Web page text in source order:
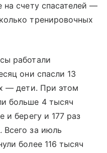
на счету спасателей —
тренировочных
работали
они спасли 13
— дети. При этом
больше 4 тысяч
и берегу и 177 раз
за июль
более 116 тысяч